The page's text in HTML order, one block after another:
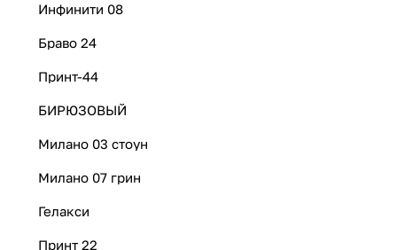
Инфинити 08
Браво 24
Принт-44
БИРЮЗОВЫЙ
Милано 03 стоун
Милано 07 грин
Гелакси
Принт 22